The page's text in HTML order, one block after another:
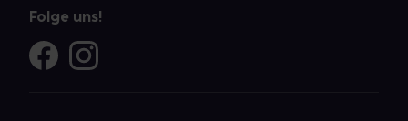
Folge uns!